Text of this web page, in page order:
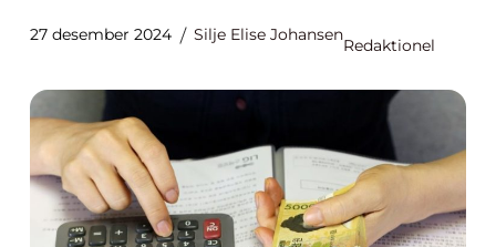
27 desember 2024 Silje Elise Johansen
Redaktionel